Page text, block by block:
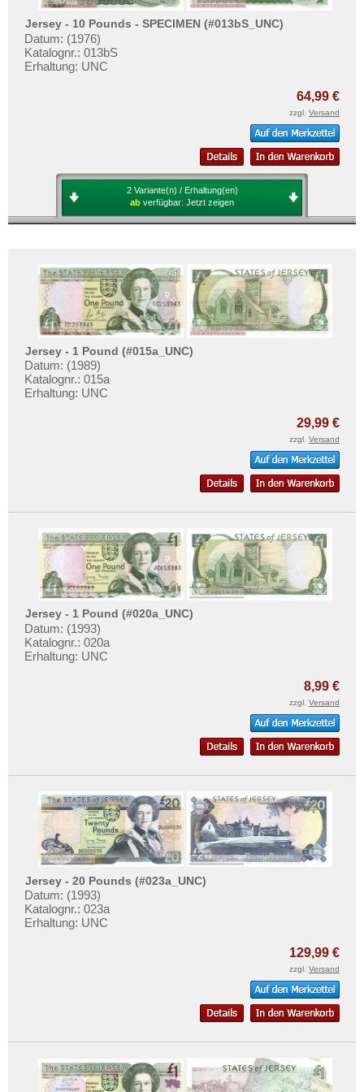
Jersey - 10 Pounds - SPECIMEN (#013bS_UNC)
Datum: (1976)
Katalognr.: 013bS
Erhaltung: UNC
64,99 €
zzgl. Versand
2 Variante(n) / Erhaltung(en)
ab verfügbar: Jetzt zeigen
Jersey - 1 Pound (#015a_UNC)
Datum: (1989)
Katalognr.: 015a
Erhaltung: UNC
29,99 €
zzgl. Versand
Jersey - 1 Pound (#020a_UNC)
Datum: (1993)
Katalognr.: 020a
Erhaltung: UNC
8,99 €
zzgl. Versand
Jersey - 20 Pounds (#023a_UNC)
Datum: (1993)
Katalognr.: 023a
Erhaltung: UNC
129,99 €
zzgl. Versand